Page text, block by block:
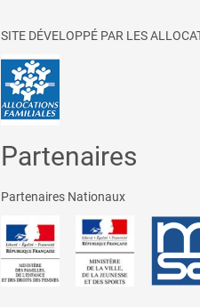
SITE DÉVELOPPÉ PAR LES
Partenaires
Partenaires Nationaux